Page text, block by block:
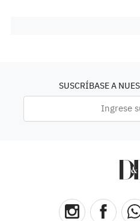
SUSCRÍBASE A